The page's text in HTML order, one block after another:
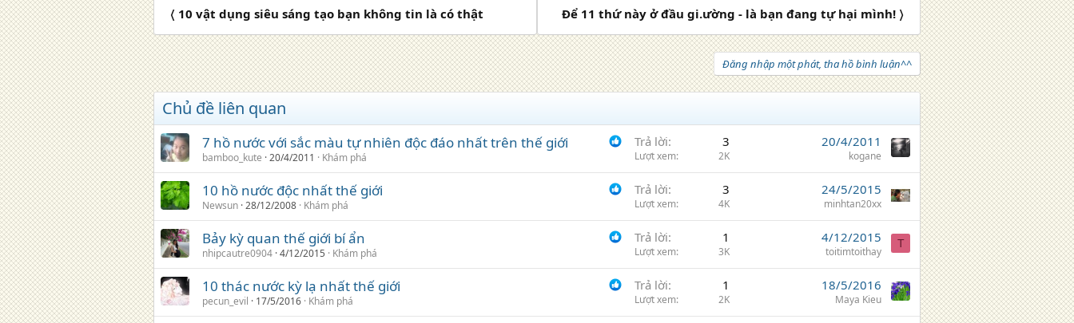
t
o
n
s
:
〈 10 vật dụng siêu sáng tạo bạn không tin là có thật Để 11 thứ này ở đầu gi.ường - là bạn đang tự hại mình! 〉
Đăng nhập một phát, tha hồ bình luận^^
Chủ đề liên quan
7 hồ nước với sắc màu tự nhiên độc đáo nhất trên thế giới
bamboo_kute 20/4/2011 Khám phá
Trả lời 3
Lượt xem 2K
20/4/2011
kogane
10 hồ nước độc nhất thế giới
Newsun 28/12/2008 Khám phá
Trả lời 3
Lượt xem 4K
24/5/2015
minhtan20xx
Bảy kỳ quan thế giới bí ẩn
nhipcautre0904 4/12/2015 Khám phá
Trả lời 1
Lượt xem 3K
4/12/2015
toitimtoithay
T
10 thác nước kỳ lạ nhất thế giới
pecun_evil 17/5/2016 Khám phá
Trả lời 1
Lượt xem 2K
18/5/2016
Maya Kieu